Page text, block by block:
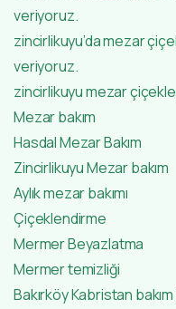
veriyoruz.
zincirlikuyu’da mezar
veriyoruz.
zincirlikuyu mezar
Mezar bakım
Hasdal Mezar Bakım
Zincirlikuyu Mezar bakım
Aylık mezar bakımı
Çiçeklendirme
Mermer Beyazlatma
Mermer temizliği
Bakırköy Kabristan